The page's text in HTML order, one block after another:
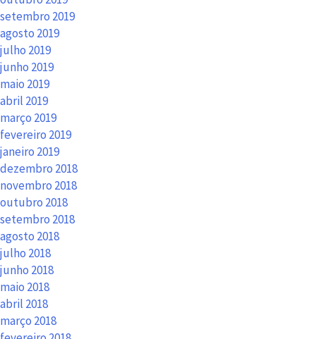
setembro 2019
agosto 2019
julho 2019
junho 2019
maio 2019
abril 2019
março 2019
fevereiro 2019
janeiro 2019
dezembro 2018
novembro 2018
outubro 2018
setembro 2018
agosto 2018
julho 2018
junho 2018
maio 2018
abril 2018
março 2018